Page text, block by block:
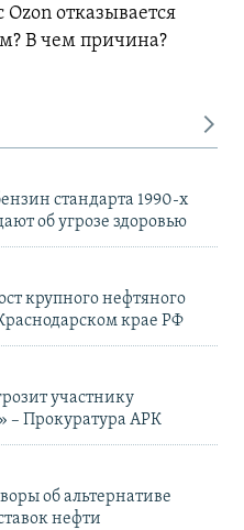
отказывается
В чем причина?
стандарта 1990-х
об угрозе здоровью
крупного нефтяного
крае РФ
участнику
– Прокуратура АРК
об альтернативе
нефти